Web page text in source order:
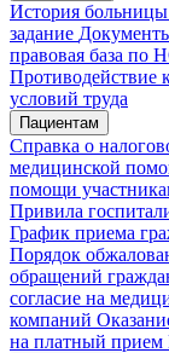
История больницы
задание
правовая база по
Противодействие
условий труда
Пациентам
Справка о
медицинской
помощи
Привила
График приема
Порядок
обращений
согласие на
компаний
на платный прием